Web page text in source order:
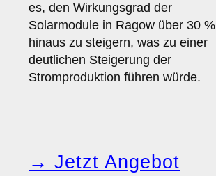
es, den Wirkungsgrad der
Solarmodule in Ragow über 30 %
hinaus zu steigern, was zu einer
deutlichen Steigerung der
Stromproduktion führen würde.
→ Jetzt Angebot